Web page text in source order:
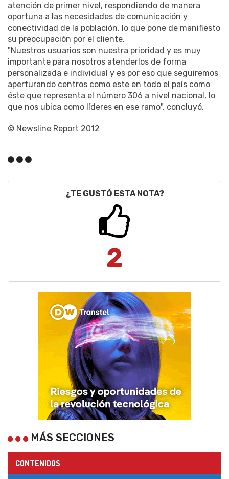
atención de primer nivel, respondiendo de manera
oportuna a las necesidades de comunicación y
conectividad de la población, lo que pone de manifiesto
su preocupación por el cliente.
"Nuestros usuarios son nuestra prioridad y es muy
importante para nosotros atenderlos de forma
personalizada e individual y es por eso que seguiremos
aperturando centros como este en todo el país como
éste que representa el número 306 a nivel nacional, lo
que nos ubica como líderes en ese ramo", concluyó.
© Newsline Report 2012
¿TE GUSTÓ ESTA NOTA?
2
MÁS SECCIONES
CONTENIDOS